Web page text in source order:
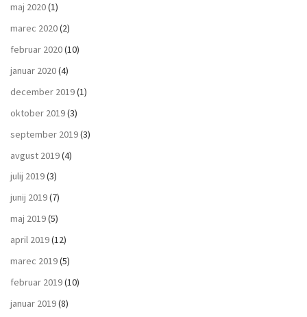
maj 2020(1)
marec 2020(2)
februar 2020(10)
januar 2020(4)
december 2019(1)
oktober 2019(3)
september 2019(3)
avgust 2019(4)
julij 2019(3)
junij 2019(7)
maj 2019(5)
april 2019(12)
marec 2019(5)
februar 2019(10)
januar 2019(8)